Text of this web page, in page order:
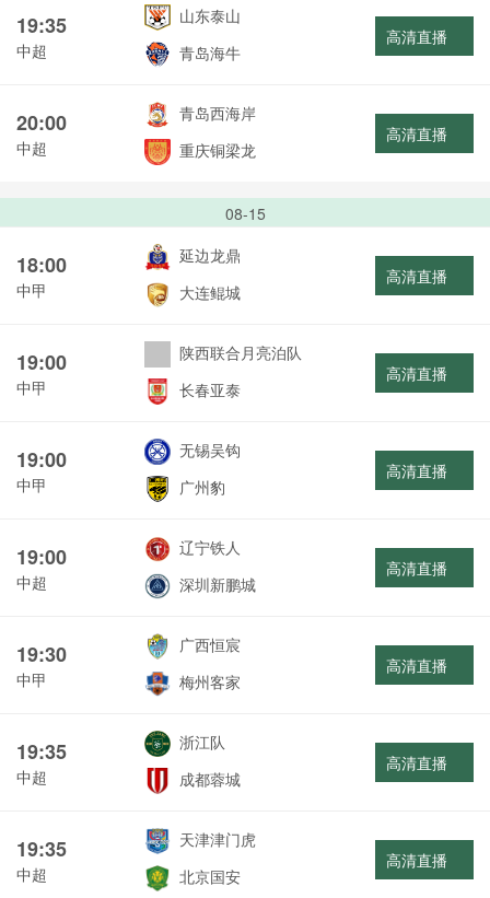
19:35
中超
山东泰山
青岛海牛
高清直播
20:00
中超
青岛西海岸
重庆铜梁龙
高清直播
08-15
18:00
中甲
延边龙鼎
大连鲲城
高清直播
19:00
中甲
陕西联合月亮泊队
长春亚泰
高清直播
19:00
中甲
无锡吴钩
广州豹
高清直播
19:00
中超
辽宁铁人
深圳新鹏城
高清直播
19:30
中甲
广西恒宸
梅州客家
高清直播
19:35
中超
浙江队
成都蓉城
高清直播
19:35
中超
天津津门虎
北京国安
高清直播